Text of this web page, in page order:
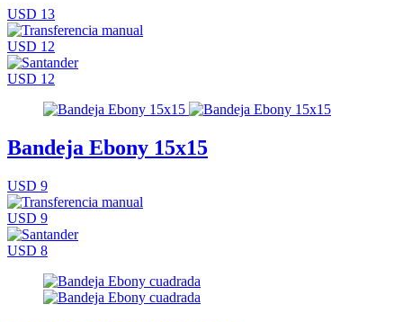
USD 13
USD 12
USD 12
Bandeja Ebony 15x15
USD 9
USD 9
USD 8